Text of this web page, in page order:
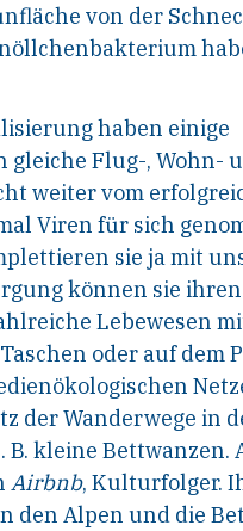
von der
haben einige
gleiche Flug-, Wohn-
weiter vom
Viren für sich
sie ja mit
können sie
Lebewesen
oder auf dem
der Wanderwege in
B. kleine Bettwanzen.
Airbnb, Kulturfolger.
den Alpen und die